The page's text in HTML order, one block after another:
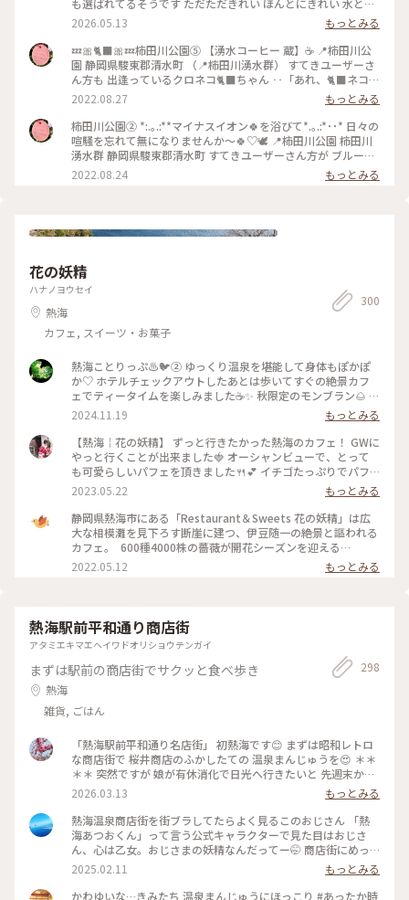
緑と一体したかのような いい光景でした #柿田川公園 #静岡 #
三島
2026.05.13
もっとみる
💤🎀🐈‍⬛🎀💤柿田川公園⑤ 【湧水コーヒー 蔵】☕️ 📍柿田川公
園 静岡県駿東郡清水町 （📍柿田川湧水群） すてきユーザーさ
ん方も 出逢っているクロネコ🐈‍⬛ちゃん ‥「あれ、🐈‍⬛ネコ落
ちてるやん💛」 近づいても目も開けない ピクリともしない‥
強者です🎶 暑い日だったけど 石畳で寝転ぶの暑くないのかな
ぁ‥ 心配になりじーっと観察しますが うーごーかーずー😅💦
●こちらは🚗駐車券が❣️👀 よく見ると領収書の部分が切り取り
線が入って 清流をそよそよ…の梅花藻の 素敵な写真のポスト
観光案内所もあり パンフレットが各種置いてあります。 駐車
いるのか ステキな雰囲気です🎶 人気もまばらで動きやすい〜❣️
んらんらんの夏休み2022 #アートみたいな景色 #アートみたい
な景色 #Myことりっぷ #らんらんらん #オトナの社会科見学 #
オトナの遠足 #世界はステキな出逢いにあふれてる #人生にと
国指定天然記念物 #柿田川公園 #梅花藻 #富士山の湧水 #日本
の自然100選 #日本名水100選 #国指定天然記念物 #伊豆半島ユ
2022.08.27
もっとみる
柿田川公園② *:.｡.:**マイナスイオン🍀を浴びて*.｡.:*･･* 日々の
喧騒を忘れて無になりませんか〜🍀♡🕊 📍柿田川公園 柿田川
湧水群 静岡県駿東郡清水町 すてきユーザーさん方が ブルーホ
ール等々 たーくさん投稿あげられているので 違う目線でお届
けしま〜す🎵 木道は尾瀬を歩いている感覚と 少し似ています
す。】 🤳駐車券が❣️👀 よく見ると領収書の部分が切り取り線が
らんらんの夏休み2022 #アートみたいな景色 #アートみたいな
景色 #Myことりっぷ #らんらんらん #オトナの社会科見学 #オ
トナの遠足 #世界はステキな出逢いにあふれてる #人生にとき
指定天然記念物 #柿田川公園 #梅花藻 #富士山の湧水 #日本の
スコ世界ジオパーク認定
2022.08.24 もっとみる
花の妖精
ハナノヨウセイ
熱海
カフェ, スイーツ・お菓子
300
熱海ことりっぷ♨️🐦️② ゆっくり温泉を堪能して身体もぽかぽ
か♡ ホテルチェックアウトしたあとは歩いてすぐの絶景カフ
ェでティータイムを楽しみました☕✨ 秋限定のモンブラン🌰 テ
ィラミスとぶどうのパフェ🍇 和紅茶✨ほうじ茶🍵カモミールテ
ィー❀ モンブランはまったりこっくり濃厚♡ 今だけの栗、ぶ
どう、柿で秋を感じました♡ お酒が使われた大人スイーツを
シェアしながらゆっくりお喋りする最高に贅沢な時間✨窓から
の景色は。。山、岩山、海、地平線、熱海城、トンビが飛んで
いて。。自然に囲まれた非日常感がハンパなく本当に最高な眺
めでした🌿✨ #花の妖精 #絶景カフェ #眺めが最高 #地平線が見
えるなんて #素敵 #ティータイム #パフェ #モンブラン #紅茶 #
ハーブティー #ゆっくり #のんびり #旅行のカフェは特別感 #
贅沢な時間 #景色が最高 #自然に囲まれて #熱海 #熱海ことり
っぷ
2024.11.19
もっとみる
【熱海￤花の妖精】 ずっと行きたかった熱海のカフェ！ GWに
やっと行くことが出来ました🍓 オーシャンビューで、とって
も可愛らしいパフェを頂きました🍴💕 イチゴたっぷりでパフ
ェも景色も贅沢な一時を過ごすことが出来ました☺️ #私のこと
りっぷ旅 #花の妖精
2023.05.22
もっとみる
静岡県熱海市にある「Restaurant＆Sweets 花の妖精」は広
大な相模灘を見下ろす断崖に建つ、伊豆随一の絶景と謳われる
カフェ。 ⁡ 600種4000株の薔薇が開花シーズンを迎える
「ACAO FOREST」と連動して、5月14日(土)から各日10食限
定で薔薇をモチーフとした期間限定のパフェが登場します。 薔
●Restaurant＆Sweets花の妖精 住所：静岡県熱海市熱海
1993-65 定休日：火曜日、水曜日、他不定休 営業時間：10:00
～17:00（16:00L.O.)
2022.05.12 もっとみる
熱海駅前平和通り商店街
アタミエキマエヘイワドオリショウテンガイ
まずは駅前の商店街でサクッと食べ歩き
熱海
雑貨, ごはん
298
「熱海駅前平和通り名店街」 初熱海です😊 まずは昭和レトロ
な商店街で 桜井商店のふかしたての 温泉まんじゅうを😍 ＊＊
＊＊ 突然ですが 娘が有休消化で日光へ行きたいと 先週末から
3泊４日で 熱海〜日光へ母娘旅でした😆 当初那須高原も行こう
ねとルンルンが 北関東の寒さを知らず！ 3月いっぱいスノータ
イヤ🛞💦 那須高原はスキー⛷️❄️ いろは坂は凍結✨ 日曜日からま
た厳寒😂 季節外れの那須高原は諦めて 1日目は熱海で途中下
車することに 熱海はこの日18℃☀️ 翌日の日光は最低気温氷点
下の 真冬🤣 なんとか日光へは行こうと ぽかぽか陽気の熱海か
ら 真冬の日光へのアップダウン旅の スタートです😆 ♨️ ふかし
たての温泉まんじゅうは こし餡と黒糖生地の粒あん アッツア
2026.03.13
もっとみる
熱海温泉商店街を街ブラしてたらよく見るこのおじさん 「熱
海あつおくん」って言う公式キャラクターで見た目はおじさ
ん、心は乙女。おじさまの妖精なんだってー🤭 商店街にめっ
ちゃいるから気になっちゃったw そんなあつおくんの温泉まん
じゅうは、蒸したてほかほか黒糖まんじゅう。美味しかった😋
後ろから消毒スプレーが出てるからちょんまげみたいな姿にな
2025.02.11
もっとみる
かわゆいな…きみたち 温泉まんじゅうにほっこり #あったか時